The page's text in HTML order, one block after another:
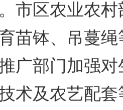
市区农业农
苗钵、吊蔓
广部门加强
术及农艺配